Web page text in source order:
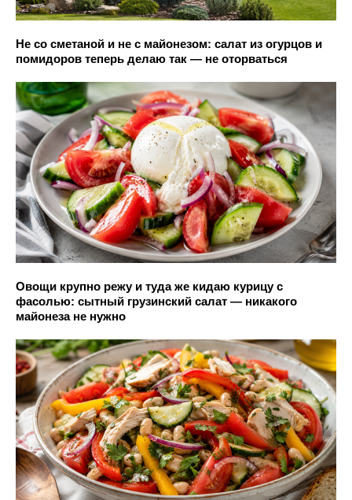
Не со сметаной и не с майонезом: салат из огурцов и
помидоров теперь делаю так — не оторваться
Овощи крупно режу и туда же кидаю курицу с
фасолью: сытный грузинский салат — никакого
майонеза не нужно